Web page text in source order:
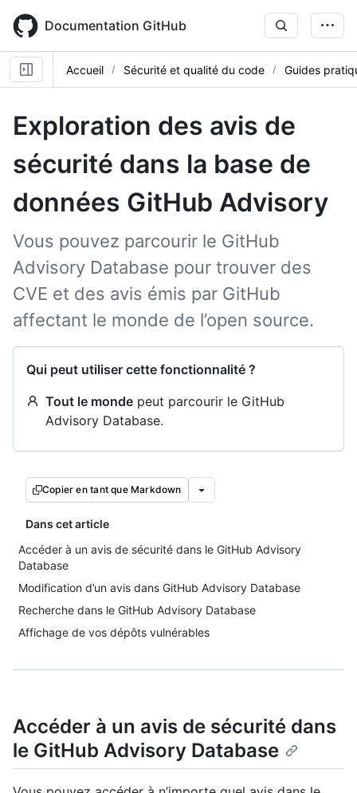
main
content
Documentation GitHub
Accueil Sécurité et qualité du code Guides
Exploration des avis de
sécurité dans la base de
données GitHub Advisory
Vous pouvez parcourir le GitHub
Advisory Database pour trouver des
CVE et des avis émis par GitHub
affectant le monde de l’open source.
Qui peut utiliser cette fonctionnalité ?
Tout le monde peut parcourir le GitHub
Advisory Database.
Copier en tant que Markdown
Dans cet article
Accéder à un avis de sécurité dans le GitHub Advisory
Database
Modification d’un avis dans GitHub Advisory Database
Recherche dans le GitHub Advisory Database
Affichage de vos dépôts vulnérables
Accéder à un avis de sécurité dans
le GitHub Advisory Database